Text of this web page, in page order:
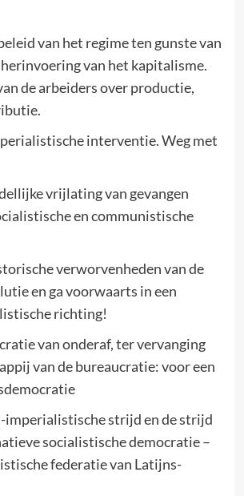
van het regime ten gunste van
van het kapitalisme.
de arbeiders over productie,
interventie. Weg met
vrijlating van gevangen
en communistische
verworvenheden van de
en ga voorwaarts in een
richting!
van onderaf, ter vervanging
van de bureaucratie: voor een
imperialistische strijd en de strijd
socialistische democratie –
federatie van Latijns-